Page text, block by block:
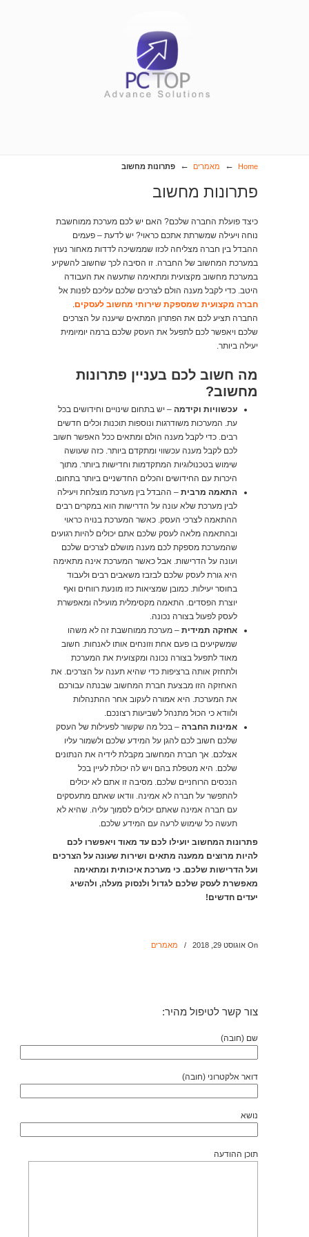
Home
← מאמרים ← פתרונות מחשוב
פתרונות מחשוב
כיצד פועלת החברה שלכם? האם יש לכם מערכת ממוחשבת
נוחה ויעילה שמשרתת אתכם כראוי? יש לדעת – פעמים
ההבדל בין חברה מצליחה לכזו שממשיכה לדדות מאחור נעוץ
במערכת המחשוב של החברה. זו הסיבה לכך שחשוב להשקיע
במערכת מחשוב מקצועית ומתאימה שתעשה את העבודה
היטב. כדי לקבל מענה הולם לצרכים שלכם עליכם לפנות אל
חברה מקצועית שמספקת שירותי מחשוב לעסקים.
החברה תציע לכם את הפתרון המתאים שיענה על הצרכים
שלכם ויאפשר לכם לתפעל את העסק שלכם ברמה יומיומית
יעילה ביותר.
מה חשוב לכם בעניין פתרונות
מחשוב?
עכשוויות וקידמה – יש בתחום שינויים וחידושים בכל
עת. המערכות משודרגות ונוספות תוכנות וכלים חדשים
רבים. כדי לקבל מענה הולם ומתאים ככל האפשר חשוב
לכם לקבל מענה עכשווי ומתקדם ביותר. כזה שעושה
שימוש בטכנולוגיות המתקדמות וחדישות ביותר. מתוך
היכרות עם החידושים והכלים החדשניים ביותר בתחום.
התאמה מרבית – ההבדל בין מערכת מוצלחת ויעילה
לבין מערכת שלא עונה על הדרישות הוא במקרים רבים
ההתאמה לצרכי העסק. כאשר המערכת בנויה כראוי
ובהתאמה מלאה לעסק שלכם אתם יכולים להיות רגועים
שהמערכת מספקת לכם מענה מושלם לצרכים שלכם
ועונה על הדרישות. אבל כאשר המערכת אינה מתאימה
היא גורת לעסק שלכם לבזבז משאבים רבים ולעבוד
בחוסר יעילות. כמובן שמציאות כזו מונעת רווחים ואף
יוצרת הפסדים. התאמה מקסימלית מועילה ומאפשרת
לעסק לפעול בצורה נכונה.
אחזקה תמידית – מערכת ממוחשבת זה לא משהו
שמשקיעים בו פעם אחת וזונחים אותו לאנחות. חשוב
מאוד לתפעל בצורה נכונה ומקצועית את המערכת
ולתחזק אותה ברציפות כדי שהיא תענה על הצרכים. את
האחזקה הזו מבצעת חברת המחשוב שבנתה עבורכם
את המערכת. היא אמורה לעקוב אחר ההתנהלות
ולוודא כי הכול מתנהל לשביעות רצונכם.
אמינות החברה – בכל מה שקשור לפעילות של העסק
שלכם חשוב לכם להגן על המידע שלכם ולשמור עליו
אצלכם. אך חברת המחשוב מקבלת לידיה את הנתונים
שלכם. היא מטפלת בהם ויש לה יכולת לעיין בכל
הנכסים הרוחניים שלכם. מסיבה זו אתם לא יכולים
להתפשר על חברה לא אמינה. וודאו שאתם מתעסקים
עם חברה אמינה שאתם יכולים לסמוך עליה. שהיא לא
תעשה כל שימוש לרעה עם המידע שלכם.
פתרונות המחשוב יועילו לכם עד מאוד ויאפשרו לכם
להיות מרוצים ממענה מתאים ושירות שעונה על הצרכים
ועל הדרישות שלכם. כי מערכת איכותית ומתאימה
מאפשרת לעסק שלכם לגדול ולנסוק מעלה, ולהשיג
יעדים חדשים!
On אוגוסט 29, 2018 / מאמרים
צור קשר לטיפול מהיר:
שם (חובה)
דואר אלקטרוני (חובה)
נושא
תוכן ההודעה